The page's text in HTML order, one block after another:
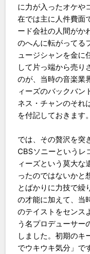
に力が入ったオケや
在では主に人件費面
ード会社の人間がか
のへんに転がってる
ュージシャンを金に
して片っ端から売り
のが、当時の音楽業
ィーズのバックバン
ネス・チャンのそれ
を付記しておきます。
では、その贅沢を突
CBSソニーというレ
ィーズという莫大な
ったのではないかと
とばかりに力技で繰
の才能に加えて、当
のテイストをセンス
う名プロデューサー
しました。初期のキ
でウキウキ気分」で